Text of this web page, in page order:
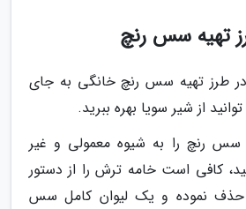
تهیه سس رنچ
در طرز تهیه سس رنچ خانگی به جای
از شیر سویا بهره ببرید.
سس رنچ را به شیوه معمولی و غیر
کافی است خامه ترش را از دستور
نموده و یک لیوان کامل سس